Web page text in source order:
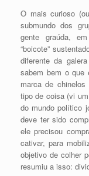
O mais curioso
submundo dos
gente graúda,
“boicote”
diferente da
sabem bem o que
marca de
tipo de coisa (vi
do mundo político
deve ter sido
ele precisou
cativar, para
objetivo de colher
resumiu a isso: